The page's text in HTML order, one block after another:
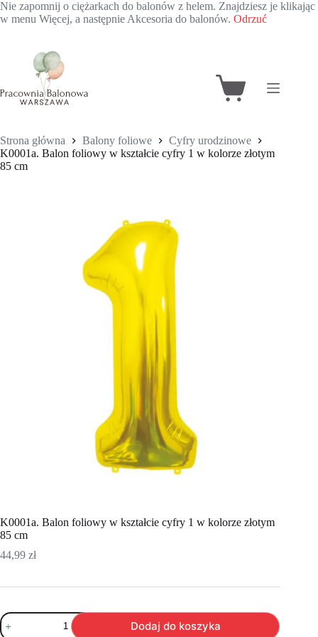
Nie zapomnij o ciężarkach do balonów z helem. Znajdziesz je klikając
w menu Więcej, a następnie Akcesoria do balonów. Odrzuć
Koszyk
Strona główna Balony foliowe
Cyfry urodzinowe
K0001a. Balon foliowy w kształcie cyfry 1 w kolorze złotym
85 cm
K0001a. Balon foliowy w kształcie cyfry 1 w kolorze złotym
85 cm
44,99 zł
ilość
K0001a.
Dodaj do koszyka